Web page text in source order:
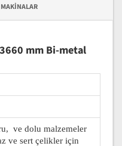
3660 mm Bi-metal
ve dolu malzemeler
ve sert çelikler için